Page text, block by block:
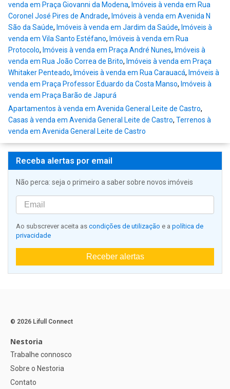
venda em Praça Giovanni da Modena, Imóveis à venda em Rua
Coronel José Pires de Andrade, Imóveis à venda em Avenida N
São da Saúde, Imóveis à venda em Jardim da Saúde, Imóveis à
venda em Vila Santo Estéfano, Imóveis à venda em Rua
Protocolo, Imóveis à venda em Praça André Nunes, Imóveis à
venda em Rua João Correa de Brito, Imóveis à venda em Praça
Whitaker Penteado, Imóveis à venda em Rua Carauacá, Imóveis à
venda em Praça Professor Eduardo da Costa Manso, Imóveis à
venda em Praça Barão de Japurá
Apartamentos à venda em Avenida General Leite de Castro,
Casas à venda em Avenida General Leite de Castro, Terrenos à
venda em Avenida General Leite de Castro
Receba alertas por email
Não perca: seja o primeiro a saber sobre novos imóveis
Ao subscrever aceita as condições de utilização e a política de
privacidade
Receber alertas
© 2026 Lifull Connect
Nestoria
Trabalhe connosco
Sobre o Nestoria
Contato